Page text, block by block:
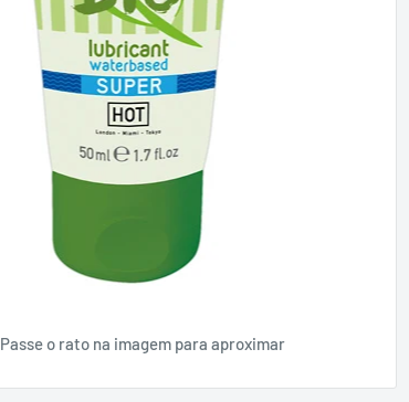
Passe o rato na imagem para aproximar